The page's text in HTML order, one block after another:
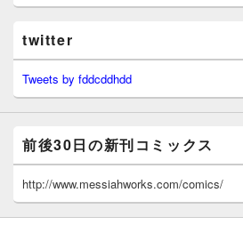
twitter
Tweets by fddcddhdd
前後30日の新刊コミックス
http://www.messiahworks.com/comics/